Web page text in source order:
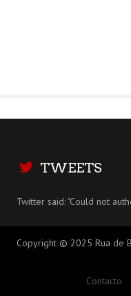
TWEETS
Twitter said: "Could not
Copyright © 2025 Rua de
Contacto